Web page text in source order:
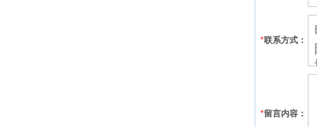
*联系方式：
*留言内容：